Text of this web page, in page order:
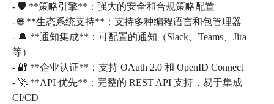
- 🛡️ **策略引擎**：强大的安全和合规策略配置
- 🌐 **生态系统支持**：支持多种编程语言和包管理器
- 🔔 **通知集成**：可配置的通知（Slack、Teams、Jira
等）
- 🔐 **企业认证**：支持 OAuth 2.0 和 OpenID Connect
- 🚀 **API 优先**：完整的 REST API 支持，易于集成
CI/CD